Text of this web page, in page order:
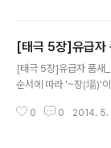
장에 이르는 팔괘의 의
태극 4장 : 팔괘의 진(
고 큰 힘과 위엄 있는 뜻
[태극 5장]유급자
[태극 5장]유급자 품새
순서에 따라 '~장(場)'
한 것이었으나 '흙 토(土
0 0 2014. 5.